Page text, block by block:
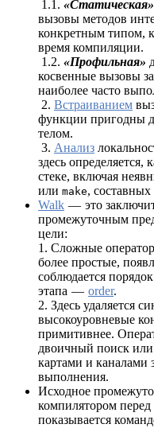
1.1. «Статическая»
вызовы методов
конкретным типом,
время компиляции.
1.2. «Профильная»
косвенные вызовы
наиболее часто
2. Встраиванием
функции пригодны
телом.
3. Анализ
здесь
стеке, включая
или make, составных
Walk — это
промежуточным
цели:
1. Сложные
более простые,
соблюдается
этапа — order.
2. Здесь удаляется
высокоуровневые
примитивнее.
двоичный поиск или
картами и каналами
выполнения.
Исходное
компилятором
показывается